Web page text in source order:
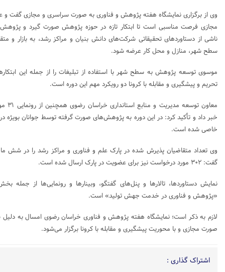
وی از برگزاری نمایشگاه هفته پژوهش و فناوری به صورت سراسری و مجازی گفت و
مجازی فرصت مناسبی است تا ابتکار تازه در حوزه پژوهش صورت گیرد و
ناشی از دستاوردهای تحقیقاتی شرکت‌های دانش بنیان و مراکز رشد، به بازار و
سطح شهر، منازل و محل کار عرضه شود.
موسوی توسعه پژوهش به سطح شهر با استفاده از تبلیغات را از جمله این
تحریم و پیشگیری و مقابله با کرونا دو رویکرد مهم این دوره است.
خبر داد و تأکید کرد: در این دوره به پژوهش‌های صورت گرفته توسط جوانان بویژه
خاصی شده است.
گفت: ۳۰۲ مورد درخواست نیز برای عضویت در پارک ارسال شده است.
نمایش دستاوردها، تالارها و پنل‌های گفتگو، وبینارها و رونمایی‌ها از جمله
«پژوهش و فناوری در خدمت جهش تولید» است.
صورت مجازی و با محوریت پیشگیری و مقابله با کرونا برگزار می‌شود.
اشتراک گذاری :